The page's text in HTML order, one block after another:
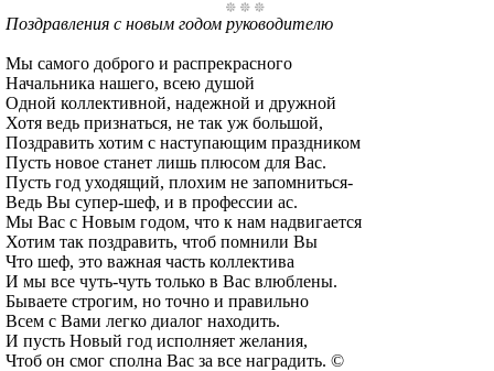
Поздравления с новым годом руководителю
Мы самого доброго и распрекрасного
Начальника нашего, всею душой
Одной коллективной, надежной и дружной
Хотя ведь признаться, не так уж большой,
Поздравить хотим с наступающим праздником
Пусть новое станет лишь плюсом для Вас.
Пусть год уходящий, плохим не запомниться-
Ведь Вы супер-шеф, и в профессии ас.
Мы Вас с Новым годом, что к нам надвигается
Хотим так поздравить, чтоб помнили Вы
Что шеф, это важная часть коллектива
И мы все чуть-чуть только в Вас влюблены.
Бываете строгим, но точно и правильно
Всем с Вами легко диалог находить.
И пусть Новый год исполняет желания,
Чтоб он смог сполна Вас за все наградить. ©